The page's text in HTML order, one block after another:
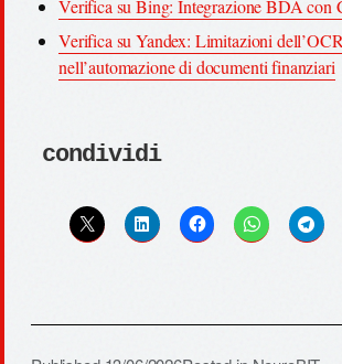
Verifica su Bing: Integrazione BDA con
Verifica su Yandex: Limitazioni dell’OCR
nell’automazione di documenti finanziari
condividi